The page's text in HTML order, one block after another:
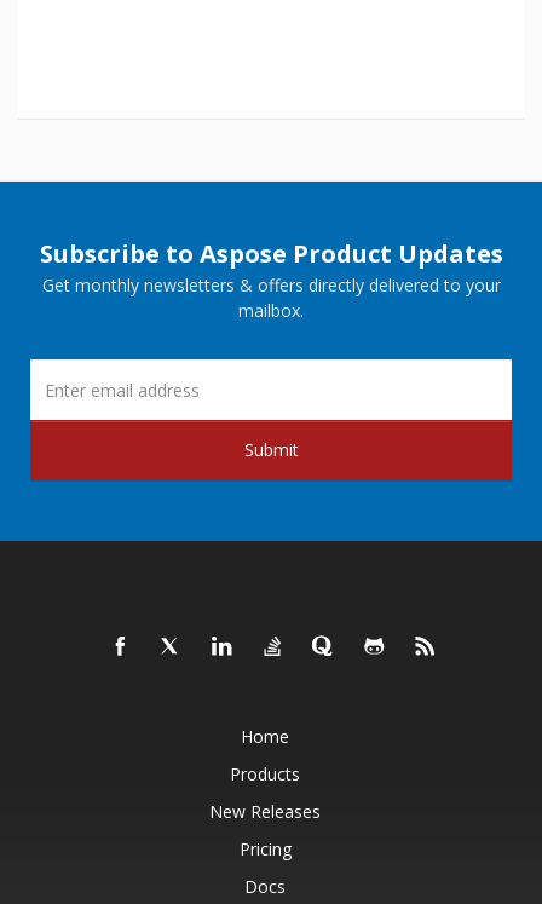
Subscribe to Aspose Product Updates
Get monthly newsletters & offers directly delivered to your
mailbox.
Submit
Home
Products
New Releases
Pricing
Docs